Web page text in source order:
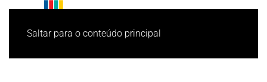
Saltar para o conteúdo principal